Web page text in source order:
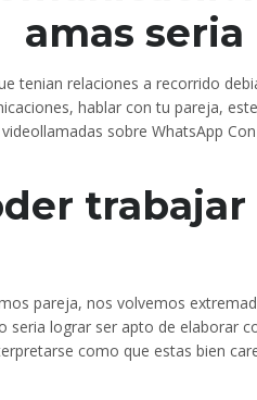
amas
tenian relaciones a recorrido
hablar con tu pareja,
sobre WhatsApp
pareja, nos volvemos
seri­a lograr ser apto de elaborar
como que estas bien